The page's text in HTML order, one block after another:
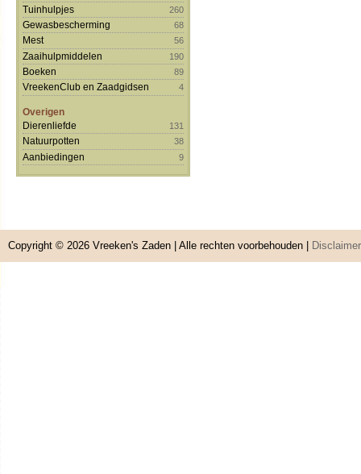
Tuinhulpjes 260
Gewasbescherming 68
Mest 56
Zaaihulpmiddelen 190
Boeken 89
VreekenClub en Zaadgidsen 4
Overigen
Dierenliefde
131
Natuurpotten 38
Aanbiedingen 9
Copyright © 2026 Vreeken's Zaden | Alle rechten voorbehouden | Disclaimer